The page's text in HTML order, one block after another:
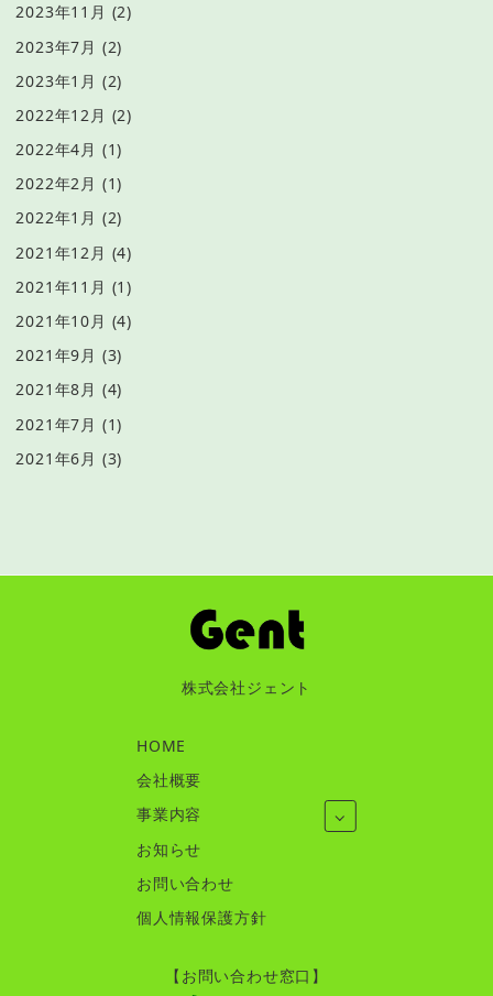
2023年11月 (2)
2023年7月 (2)
2023年1月 (2)
2022年12月 (2)
2022年4月 (1)
2022年2月 (1)
2022年1月 (2)
2021年12月 (4)
2021年11月 (1)
2021年10月 (4)
2021年9月 (3)
2021年8月 (4)
2021年7月 (1)
2021年6月 (3)
株式会社ジェント
HOME
会社概要
事業内容
お知らせ
お問い合わせ
個人情報保護方針
【お問い合わせ窓口】